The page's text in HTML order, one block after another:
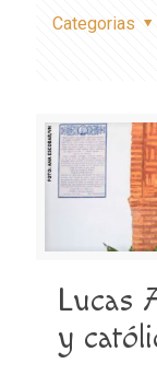
Categorias
Lucas
y